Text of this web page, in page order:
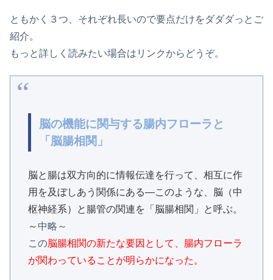
ともかく３つ、それぞれ長いので要点だけをダダダっとご
紹介。
もっと詳しく読みたい場合はリンクからどうぞ。
脳の機能に関与する腸内フローラと
「脳腸相関」
脳と腸は双方向的に情報伝達を行って、相互に作
用を及ぼしあう関係にある―このような、脳（中
枢神経系）と腸管の関連を「脳腸相関」と呼ぶ。
～ 中略～
この脳腸相関の新たな要因として、腸内フローラ
が関わっていることが明らかになった。